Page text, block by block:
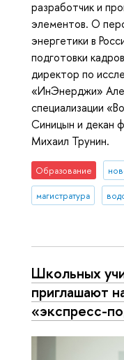
разработчик и
элементов. О
энергетики в
подготовки
директор по
«ИнЭнерджи»
специализации
Синицын и декан
Михаил Трунин.
Образование
магистратура
Школьных
приглашают
«экспресс-